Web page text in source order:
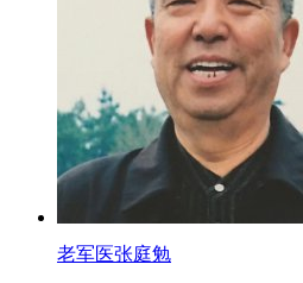
​老军医张庭勉